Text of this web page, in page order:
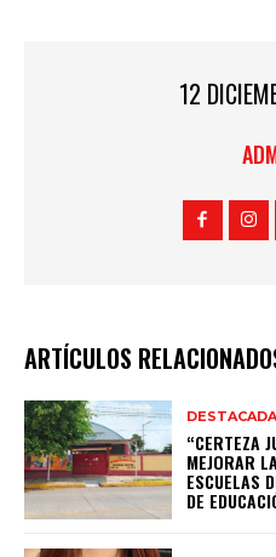
12
ARTÍCULOS
“CERTEZA
MEJORAR
ESCUELAS
DE